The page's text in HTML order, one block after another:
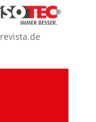
revista.de